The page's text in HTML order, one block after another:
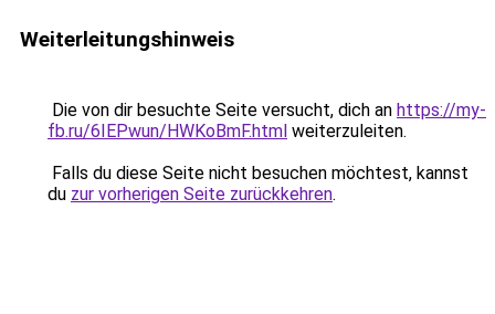
Weiterleitungshinweis
Die von dir besuchte Seite versucht, dich an https://my-
fb.ru/6IEPwun/HWKoBmF.html weiterzuleiten.
Falls du diese Seite nicht besuchen möchtest, kannst
du zur vorherigen Seite zurückkehren.